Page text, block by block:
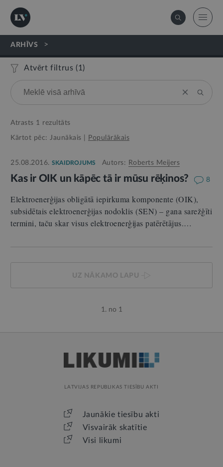
ARHĪVS >
Atvērt filtrus (1 )
Atrasts 1 rezultāts
Kārtot pēc: Jaunākais Populārākais
25.08.2016. SKAIDROJUMS Autors: Roberts Meijers
Kas ir OIK un kāpēc tā ir mūsu rēķinos? 8
Elektroenerģijas obligātā iepirkuma komponente (OIK),
subsidētais elektroenerģijas nodoklis (SEN) – gana sarežģīti
termini, taču skar visus elektroenerģijas patērētājus.…
UZ NĀKAMO LAPU
1. no 1
LATVIJAS REPUBLIKAS TIESĪBU AKTI
Jaunākie tiesību akti
Visvairāk skatītie
Visi likumi